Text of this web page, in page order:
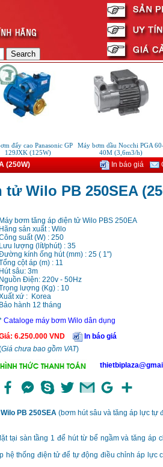
đẩy cao Panasonic GP
129JXK (125W)
Máy bơm dầu Nocchi PGA 60-
40M (3,6m3/h)
(250W) In báo giá
Wilo PB 250SEA
Máy bơm tăng áp điện tử Wilo PBS 250EA
Hãng sản xuất : Wilo
suất (W) : 250
Lưu lượng (lít/phút) : 35
kính ống hút (mm) : 25 ( 1")
cột áp (m) : 11
Hút sâu: 3m
Nguồn Điện: 220v - 50Hz
lượng (Kg) : 10
xứ : Korea
Bảo hành 12 tháng
Cataloge máy bơm Wilo dân dụng
: 6.250.000VND
In báo giá
Giá chưa bao gồm VAT)
PB 250SEA(bơm hút sâu và tăng áp lực tự
tại sàn tầng 1 để hút từ bể ngầm và tăng áp
hệ thống điện tử để tự động điều chỉnh áp lực